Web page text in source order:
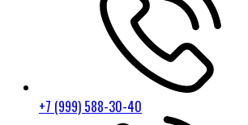
+7 (999) 588-30-40